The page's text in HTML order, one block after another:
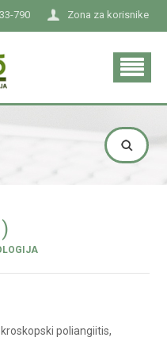
Zona za korisnike
790
poliangiitis,